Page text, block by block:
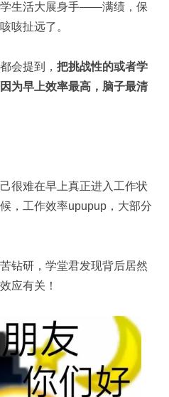
生活大展身手——满绩，保
咳扯远了。
会提到， 把挑战性的或者学
为早上效率最高，脑子最清
很难在早上真正进入工作状
，工作效率upupup，大部分
钻研，学堂君发现背后居然
应有关！